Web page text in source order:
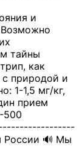
и
Возможно
тайны
как
с природой и
1-1,5 мг/кг,
прием
500
России 🔊 Мы